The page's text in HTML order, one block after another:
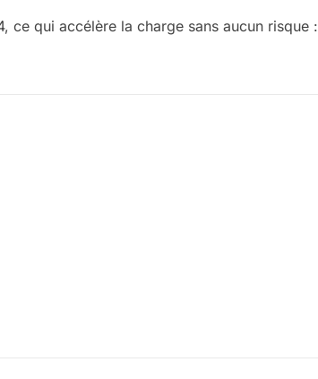
ce qui accélère la charge sans aucun risque :